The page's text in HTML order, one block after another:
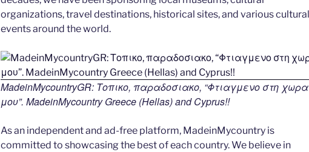
organizations, travel destinations, historical sites, and various cultural
events around the world.
MadeinMycountryGR: Τοπικο, παραδοσιακο, “Φτιαγμενο στη χωρα
μου”. MadeinMycountry Greece (Hellas) and Cyprus!!
As an independent and ad-free platform, MadeinMycountry is
committed to showcasing the best of each country. We believe in